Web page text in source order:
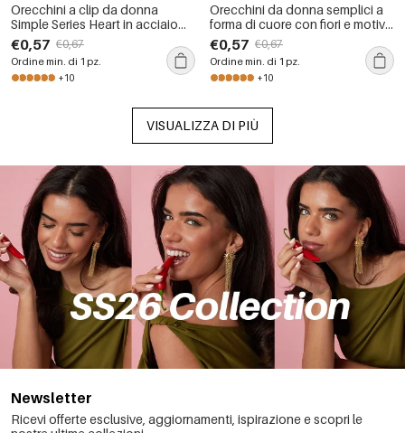
Orecchini a clip da donna
Simple Series Heart in acciaio
inossidabile, impermeabili, color
oro.
€0,57 €0,67
Ordine min. di 1 pz.
+10
Orecchini da donna semplici a
forma di cuore con fiori e motivi
geometrici, in acciaio
inossidabile impermeabile color
oro.
€0,57 €0,67
Ordine min. di 1 pz.
+10
VISUALIZZA DI PIÙ
Newsletter
Ricevi offerte esclusive, aggiornamenti, ispirazione e scopri le